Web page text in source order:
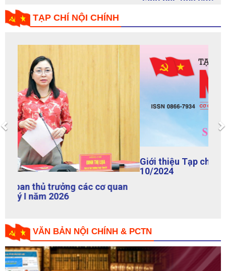
TẠP CHÍ NỘI CHÍNH
Giới thiệu Tạp chí Nội chính số 126 tháng
10/2024
Previous